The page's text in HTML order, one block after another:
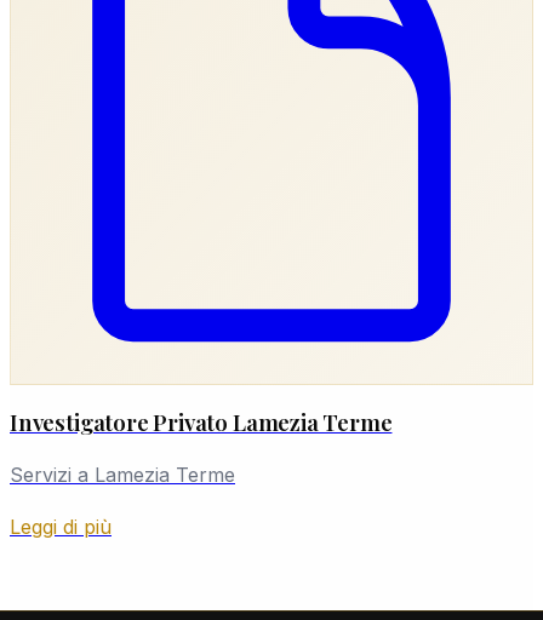
Investigatore Privato Lamezia Terme
Servizi a Lamezia Terme
Leggi di più